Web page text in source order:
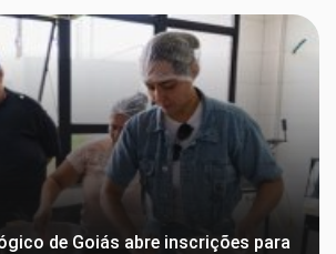
de Goiás abre inscrições para